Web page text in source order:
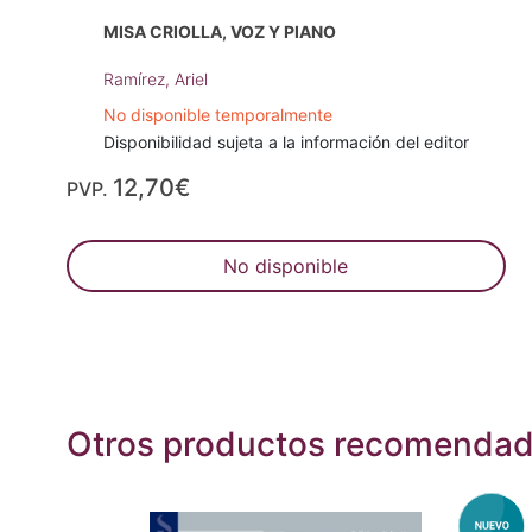
MISA CRIOLLA, VOZ Y PIANO
Ramírez, Ariel
No disponible temporalmente
Disponibilidad sujeta a la información del editor
PVP. 12,70€
No disponible
Otros productos